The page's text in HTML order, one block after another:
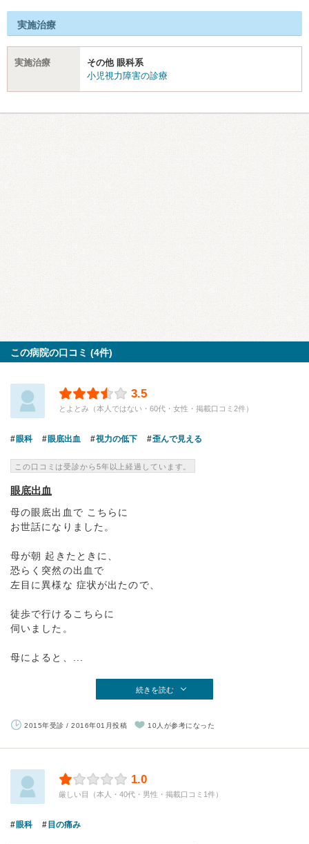
実施治療
実施治療
その他 眼科系
小児視力障害の診療
この病院の口コミ (4件)
3.5
とよとみ（本人ではない・60代・女性・掲載口コミ2件）
眼科 眼底出血 視力の低下 歪んで見える
この口コミは受診から5年以上経過しています。
眼底出血
母の眼底出血で こちらに
お世話になりました。
母が朝 起きたときに、
恐らく突然の出血で
左目に異様な 症状が出たので、
徒歩で行けるこちらに
伺いました。
母によると、...
続きを読む
2015年受診 / 2016年01月投稿 10人が参考になった
1.0
厳しい目（本人・40代・男性・掲載口コミ1件）
眼科 目の痛み